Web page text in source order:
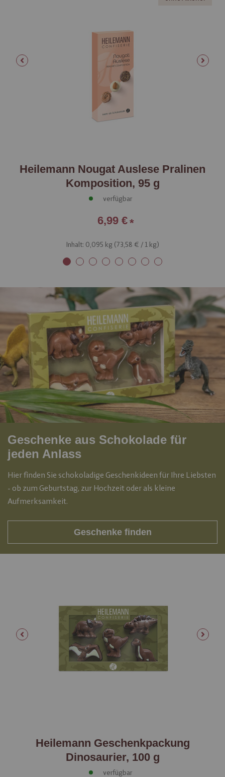
Heilemann Nougat Auslese Pralinen
Komposition, 95 g
verfügbar
6,99 €
Inhalt: 0,095 kg (73,58 € / 1 kg)
Geschenke aus Schokolade für
jeden Anlass
Hier finden Sie schokoladige Geschenkideen für Ihre Liebsten
- ob zum Geburtstag, zur Hochzeit oder als kleine
Aufmerksamkeit.
Geschenke finden
Heilemann Geschenkpackung
Dinosaurier, 100 g
verfügbar